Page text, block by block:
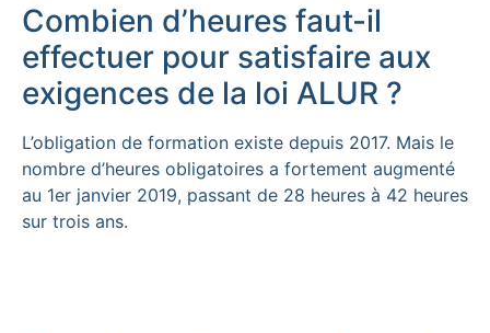
Combien d’heures faut-il
effectuer pour satisfaire aux
exigences de la loi ALUR ?
L’obligation de formation existe depuis 2017. Mais le
nombre d’heures obligatoires a fortement augmenté
au 1er janvier 2019, passant de 28 heures à 42 heures
sur trois ans.